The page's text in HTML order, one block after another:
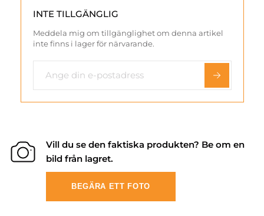
INTE TILLGÄNGLIG
Meddela mig om tillgänglighet om denna artikel
inte finns i lager för närvarande.
Vill du se den faktiska produkten? Be om en
bild från lagret.
BEGÄRA ETT FOTO